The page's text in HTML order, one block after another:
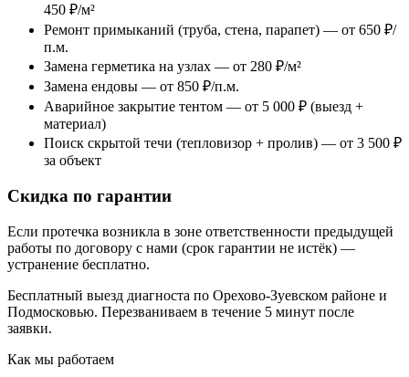
450 ₽/м²
Ремонт примыканий (труба, стена, парапет) — от 650 ₽/
п.м.
Замена герметика на узлах — от 280 ₽/м²
Замена ендовы — от 850 ₽/п.м.
Аварийное закрытие тентом — от 5 000 ₽ (выезд +
материал)
Поиск скрытой течи (тепловизор + пролив) — от 3 500 ₽
за объект
Скидка по гарантии
Если протечка возникла в зоне ответственности предыдущей
работы по договору с нами (срок гарантии не истёк) —
устранение бесплатно.
Бесплатный выезд диагноста по Орехово-Зуевском районе и
Подмосковью. Перезваниваем в течение 5 минут после
заявки.
Как мы работаем